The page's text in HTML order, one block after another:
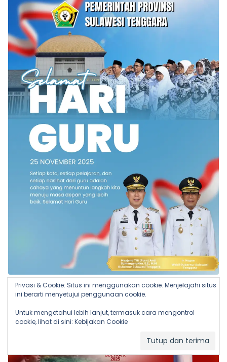
Privasi & Cookie: Situs ini menggunakan cookie. Menjelajahi situs
ini berarti menyetujui penggunaan cookie.
Untuk mengetahui lebih lanjut, termasuk cara mengontrol
cookie, lihat di sini: Kebijakan Cookie